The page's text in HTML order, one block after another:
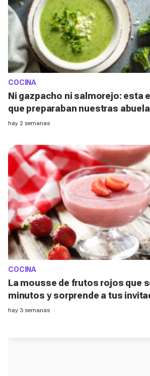
COCINA
Ni gazpacho ni salmorejo: esta
que preparaban nuestras
mejor durante las noches de
hay 2 semanas
COCINA
La mousse de frutos rojos que
minutos y sorprende a tus
noches de verano
hay 3 semanas